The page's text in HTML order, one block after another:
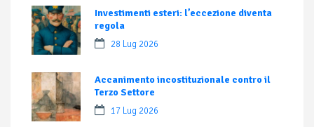
Investimenti esteri: l’eccezione diventa
regola
28 Lug 2026
Accanimento incostituzionale contro il
Terzo Settore
17 Lug 2026